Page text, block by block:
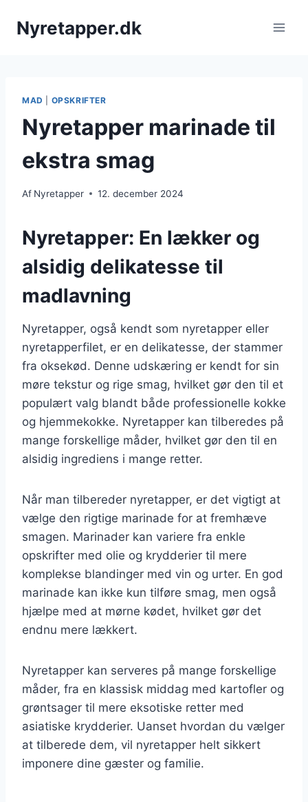
Nyretapper.dk
MAD OPSKRIFTER
Nyretapper marinade til
ekstra smag
Af Nyretapper 12. december 2024
Nyretapper: En lækker og
alsidig delikatesse til
madlavning
Nyretapper, også kendt som nyretapper eller
nyretapperfilet, er en delikatesse, der stammer
fra oksekød. Denne udskæring er kendt for sin
møre tekstur og rige smag, hvilket gør den til et
populært valg blandt både professionelle kokke
og hjemmekokke. Nyretapper kan tilberedes på
mange forskellige måder, hvilket gør den til en
alsidig ingrediens i mange retter.
Når man tilbereder nyretapper, er det vigtigt at
vælge den rigtige marinade for at fremhæve
smagen. Marinader kan variere fra enkle
opskrifter med olie og krydderier til mere
komplekse blandinger med vin og urter. En god
marinade kan ikke kun tilføre smag, men også
hjælpe med at mørne kødet, hvilket gør det
endnu mere lækkert.
Nyretapper kan serveres på mange forskellige
måder, fra en klassisk middag med kartofler og
grøntsager til mere eksotiske retter med
asiatiske krydderier. Uanset hvordan du vælger
at tilberede dem, vil nyretapper helt sikkert
imponere dine gæster og familie.